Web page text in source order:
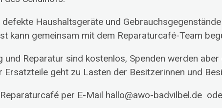
defekte Haushaltsgeräte und
kann gemeinsam mit dem Reparaturcafé-Team
und Reparatur sind kostenlos, Spenden werden
Ersatzteile geht zu Lasten der Besitzerinnen und
per E-Mail hallo@awo-badvilbel.de